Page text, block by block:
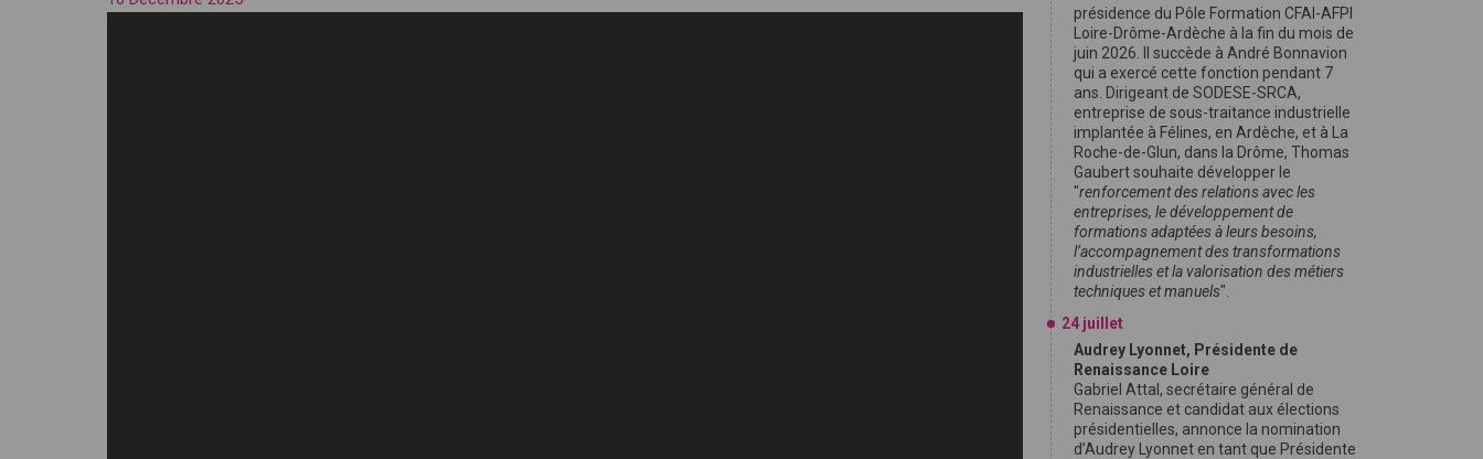
présidence du Pôle Formation CFAI-AFPI
Loire-Drôme-Ardèche à la fin du mois de
juin 2026. Il succède à André Bonnavion
qui a exercé cette fonction pendant 7
ans. Dirigeant de SODESE-SRCA,
entreprise de sous-traitance industrielle
implantée à Félines, en Ardèche, et à La
Roche-de-Glun, dans la Drôme, Thomas
Gaubert souhaite développer le
"renforcement des relations avec les
entreprises, le développement de
formations adaptées à leurs besoins,
l’accompagnement des transformations
industrielles et la valorisation des métiers
techniques et manuels".
24 juillet
Audrey Lyonnet, Présidente de
Renaissance Loire
Gabriel Attal, secrétaire général de
Renaissance et candidat aux élections
présidentielles, annonce la nomination
d’Audrey Lyonnet en tant que Présidente